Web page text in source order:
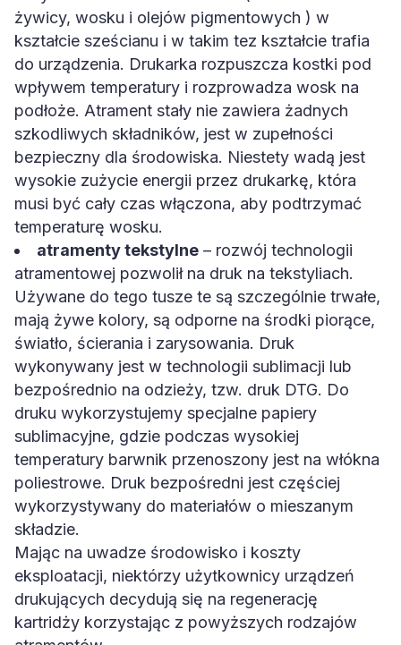
żywicy, wosku i olejów pigmentowych ) w
kształcie sześcianu i w takim tez kształcie trafia
do urządzenia. Drukarka rozpuszcza kostki pod
wpływem temperatury i rozprowadza wosk na
podłoże. Atrament stały nie zawiera żadnych
szkodliwych składników, jest w zupełności
bezpieczny dla środowiska. Niestety wadą jest
wysokie zużycie energii przez drukarkę, która
musi być cały czas włączona, aby podtrzymać
temperaturę wosku.
atramenty tekstylne – rozwój technologii
atramentowej pozwolił na druk na tekstyliach.
Używane do tego tusze te są szczególnie trwałe,
mają żywe kolory, są odporne na środki piorące,
światło, ścierania i zarysowania. Druk
wykonywany jest w technologii sublimacji lub
bezpośrednio na odzieży, tzw. druk DTG. Do
druku wykorzystujemy specjalne papiery
sublimacyjne, gdzie podczas wysokiej
temperatury barwnik przenoszony jest na włókna
poliestrowe. Druk bezpośredni jest częściej
wykorzystywany do materiałów o mieszanym
składzie.
Mając na uwadze środowisko i koszty
eksploatacji, niektórzy użytkownicy urządzeń
drukujących decydują się na regenerację
kartridży korzystając z powyższych rodzajów